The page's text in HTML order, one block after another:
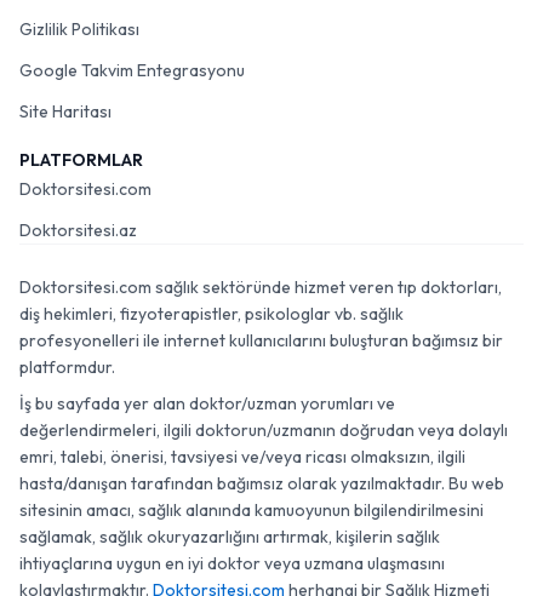
Gizlilik Politikası
Google Takvim Entegrasyonu
Site Haritası
PLATFORMLAR
Doktorsitesi.com
Doktorsitesi.az
Doktorsitesi.com sağlık sektöründe hizmet veren tıp doktorları,
diş hekimleri, fizyoterapistler, psikologlar vb. sağlık
profesyonelleri ile internet kullanıcılarını buluşturan bağımsız bir
platformdur.
İş bu sayfada yer alan doktor/uzman yorumları ve
değerlendirmeleri, ilgili doktorun/uzmanın doğrudan veya dolaylı
emri, talebi, önerisi, tavsiyesi ve/veya ricası olmaksızın, ilgili
hasta/danışan tarafından bağımsız olarak yazılmaktadır. Bu web
sitesinin amacı, sağlık alanında kamuoyunun bilgilendirilmesini
sağlamak, sağlık okuryazarlığını artırmak, kişilerin sağlık
ihtiyaçlarına uygun en iyi doktor veya uzmana ulaşmasını
kolaylaştırmaktır. Doktorsitesi.com herhangi bir Sağlık Hizmeti